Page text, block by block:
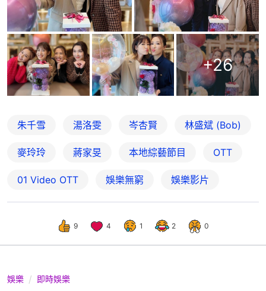
+26
朱千雪 湯洛雯 岑杏賢 林盛斌 (Bob)
麥玲玲 蔣家旻 本地綜藝節目 OTT
01‌ ‌Video‌ ‌OTT 娛樂無窮 娛樂影片
9 4 1 2 0
娛樂 即時娛樂